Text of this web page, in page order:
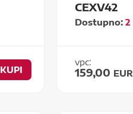
KUPI
CEXV42
Dostupno:2
vpc:
159,00 EUR